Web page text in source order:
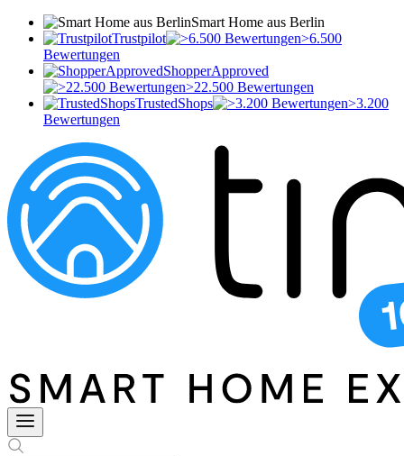
Smart Home aus Berlin
Trustpilot
>6.500
Bewertungen
ShopperApproved
>22.500 Bewertungen
TrustedShops
>3.200
Bewertungen